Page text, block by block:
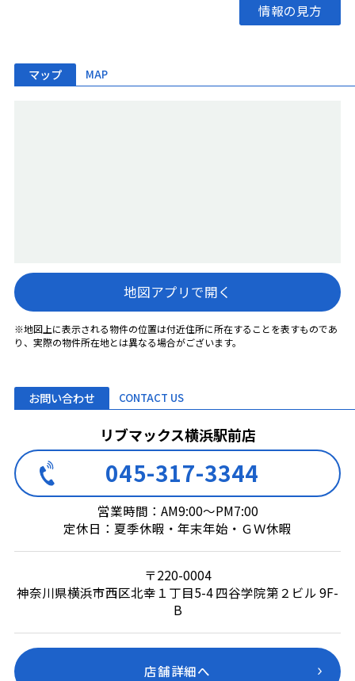
情報の見方
マップ MAP
地図アプリで開く
※地図上に表示される物件の位置は付近住所に所在することを表すものであ
り、実際の物件所在地とは異なる場合がございます。
お問い合わせ CONTACT US
リブマックス横浜駅前店
045-317-3344
営業時間：AM9:00～PM7:00
定休日：夏季休暇・年末年始・ＧＷ休暇
〒220-0004
神奈川県横浜市西区北幸１丁目5-4 四谷学院第２ビル 9F-
B
店舗詳細へ